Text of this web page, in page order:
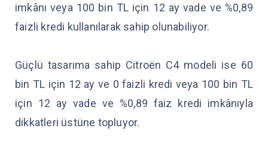
imkânı veya 100 bin TL için 12 ay vade ve %0,89
faizli kredi kullanılarak sahip olunabiliyor.
Güçlü tasarıma sahip Citroën C4 modeli ise 60
bin TL için 12 ay ve 0 faizli kredi veya 100 bin TL
için 12 ay vade ve %0,89 faiz kredi imkânıyla
dikkatleri üstüne topluyor.